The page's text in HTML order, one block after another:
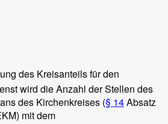
des Kreisanteils für den
wird die Anzahl der Stellen des
des Kirchenkreises (§ 14Absatz
mit dem